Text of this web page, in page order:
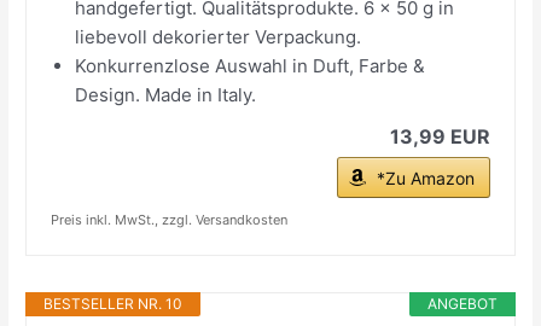
handgefertigt. Qualitätsprodukte. 6 x 50 g in
liebevoll dekorierter Verpackung.
Konkurrenzlose Auswahl in Duft, Farbe &
Design. Made in Italy.
13,99 EUR
*Zu Amazon
Preis inkl. MwSt., zzgl. Versandkosten
ANGEBOT
BESTSELLER NR. 10